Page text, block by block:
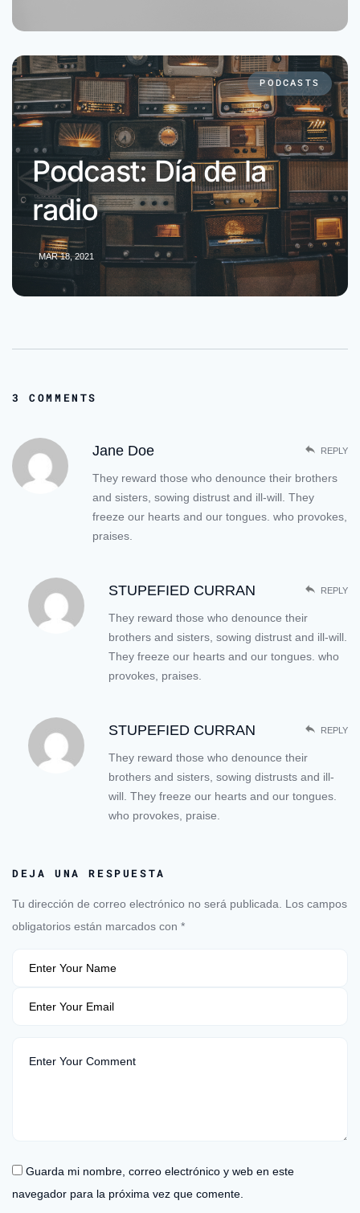
PODCASTS
Podcast: Día de la
radio
MAR 18, 2021
3 COMMENTS
Jane Doe REPLY
They reward those who denounce their brothers
and sisters, sowing distrust and ill-will. They
freeze our hearts and our tongues. who provokes,
praises.
STUPEFIED CURRAN REPLY
They reward those who denounce their
brothers and sisters, sowing distrust and ill-will.
They freeze our hearts and our tongues. who
provokes, praises.
STUPEFIED CURRAN REPLY
They reward those who denounce their
brothers and sisters, sowing distrusts and ill-
will. They freeze our hearts and our tongues.
who provokes, praise.
DEJA UNA RESPUESTA
Tu dirección de correo electrónico no será publicada.
Los campos
obligatorios están marcados con *
Guarda mi nombre, correo electrónico y web en este
navegador para la próxima vez que comente.